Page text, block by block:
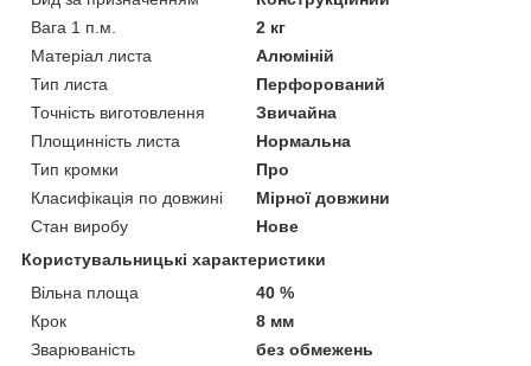
Вага 1 п.м.
2 кг
Матеріал листа
Алюміній
Тип листа
Перфорований
Точність виготовлення
Звичайна
Площинність листа
Нормальна
Тип кромки
Про
Класифікація по довжині
Мірної довжини
Стан виробу
Нове
Користувальницькі характеристики
Вільна площа
40 %
Крок
8 мм
Зварюваність
без обмежень